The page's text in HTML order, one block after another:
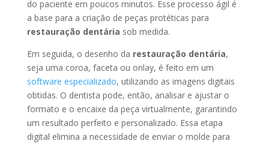
do paciente em poucos minutos. Esse processo ágil é
a base para a criação de peças protéticas para
restauração dentária sob medida.
Em seguida, o desenho da restauração dentária,
seja uma coroa, faceta ou onlay, é feito em um
software especializado, utilizando as imagens digitais
obtidas. O dentista pode, então, analisar e ajustar o
formato e o encaixe da peça virtualmente, garantindo
um resultado perfeito e personalizado. Essa etapa
digital elimina a necessidade de enviar o molde para